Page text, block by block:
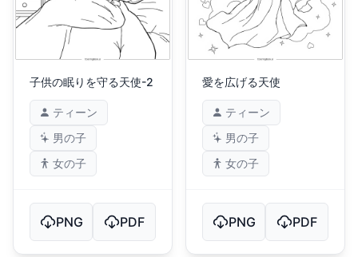
子供の眠りを守る天使-2
ティーン
男の子
女の子
PNG PDF
愛を広げる天使
ティーン
男の子
女の子
PNG PDF